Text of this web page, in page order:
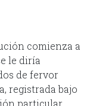
comienza a
le diría
de fervor
registrada bajo
particular,